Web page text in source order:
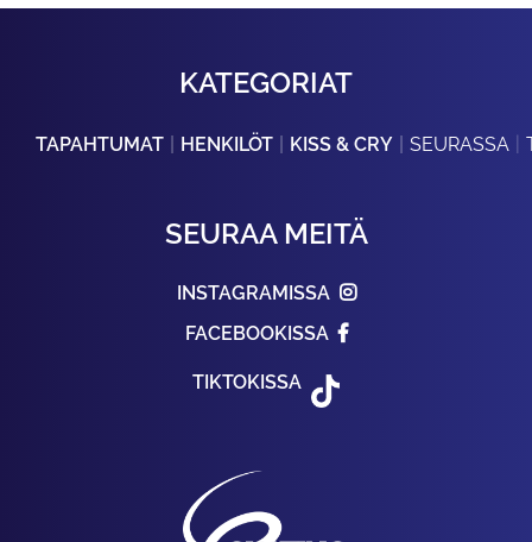
KATEGORIAT
TAPAHTUMAT HENKILÖT KISS & CRY SEURASSA
SEURAA MEITÄ
INSTAGRAMISSA
FACEBOOKISSA
TIKTOKISSA